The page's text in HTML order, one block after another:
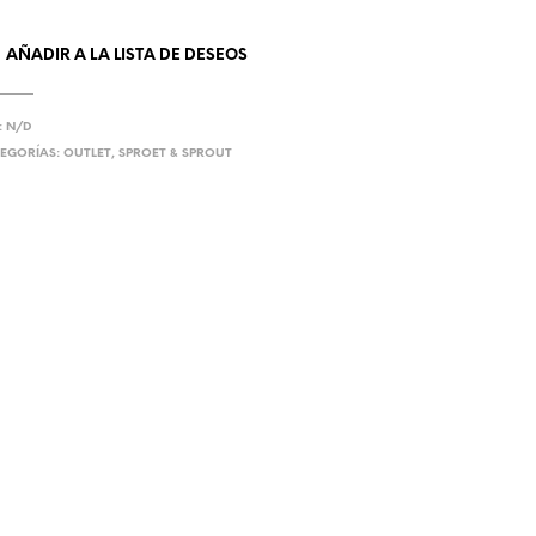
AÑADIR A LA LISTA DE DESEOS
N/D
OUTLET, SPROET & SPROUT